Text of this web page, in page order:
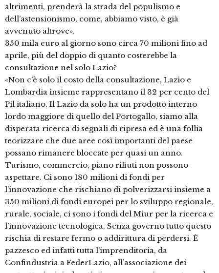
altrimenti, prenderà la strada del populismo e
dell’astensionismo, come, abbiamo visto, è già
avvenuto altrove».
350 mila euro al giorno sono circa 70 milioni fino ad
aprile, più del doppio di quanto costerebbe la
consultazione nel solo Lazio?
«Non c’è solo il costo della consultazione, Lazio e
Lombardia insieme rappresentano il 32 per cento del
Pil italiano. Il Lazio da solo ha un prodotto interno
lordo maggiore di quello del Portogallo, siamo alla
disperata ricerca di segnali di ripresa ed è una follia
teorizzare che due aree così importanti del paese
possano rimanere bloccate per quasi un anno.
Turismo, commercio, piano rifiuti non possono
aspettare. Ci sono 180 milioni di fondi per
l’innovazione che rischiano di polverizzarsi insieme a
350 milioni di fondi europei per lo sviluppo regionale,
rurale, sociale, ci sono i fondi del Miur per la ricerca e
l’innovazione tecnologica. Senza governo tutto questo
rischia di restare fermo o addirittura di perdersi. È
pazzesco ed infatti tutta l’imprenditoria, da
Confindustria a FederLazio, all’associazione dei